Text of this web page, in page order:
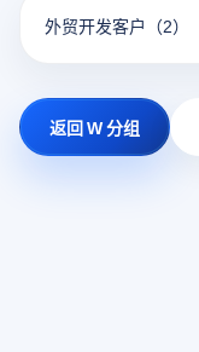
外贸开发客户 （2）
返回 W 分组